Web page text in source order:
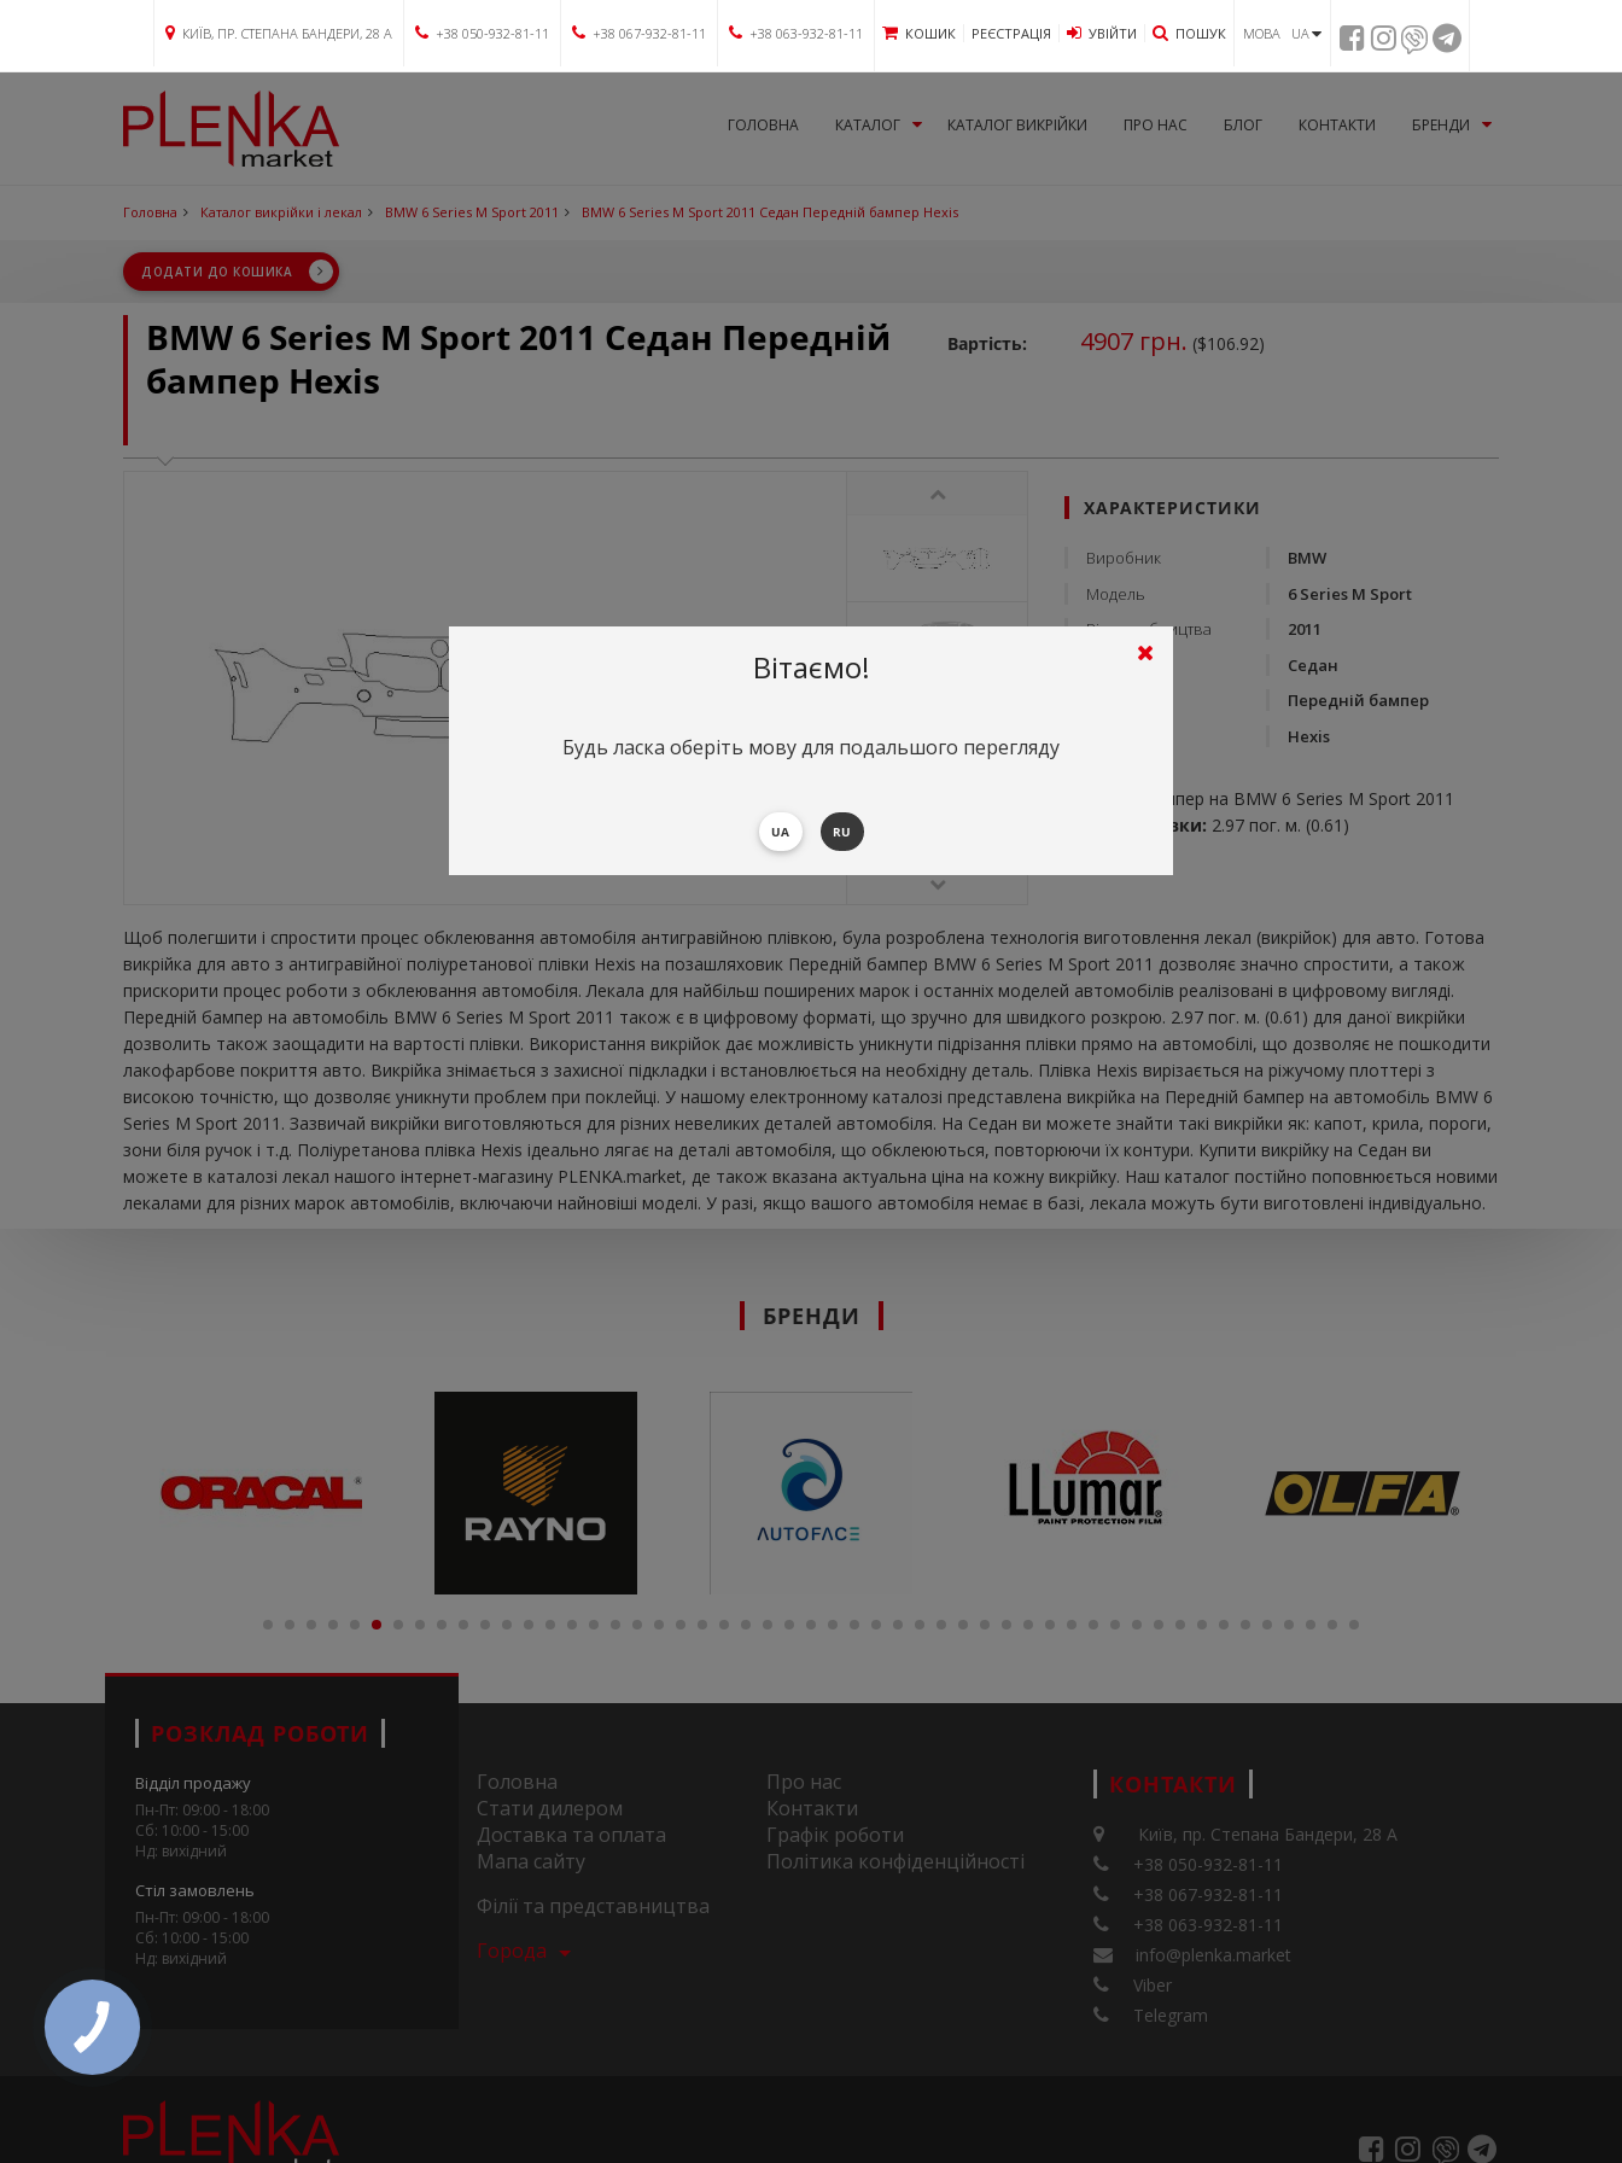
КИЇВ, ПР. СТЕПАНА БАНДЕРИ, 28 А +38 050-932-81-11 +38 067-932-81-11 +38 063-932-81-11 КОШИК РЕЄСТРАЦІЯ УВIЙТИ ПОШУК МОВА UA
ГОЛОВНА КАТАЛОГ КАТАЛОГ ВИКРІЙКИ ПРО НАС БЛОГ КОНТАКТИ БРЕНДИ
Головна Каталог викрійки і лекал BMW 6 Series M Sport 2011 BMW 6 Series M Sport 2011 Седан Передній бампер Hexis
ДОДАТИ ДО КОШИКА
BMW 6 Series M Sport 2011 Седан Передній
бампер Hexis
Вартість: 4907грн. ($106.92)
ХАРАКТЕРИСТИКИ
Виробник
BMW
Модель
6 Series M Sport
Рік виробництва
2011
Тип кузову
Седан
Передній бампер
Hexis
Передній бампер на BMW 6 Series M Sport 2011
Витрата плівки: 2.97 пог. м. (0.61)
Щоб полегшити і спростити процес обклеювання автомобіля антигравійною плівкою, була розроблена технологія виготовлення лекал (викрійок) для авто. Готова
викрійка для авто з антигравійної поліуретанової плівки Hexis на позашляховик Передній бампер BMW 6 Series M Sport 2011 дозволяє значно спростити, а також
прискорити процес роботи з обклеювання автомобіля. Лекала для найбільш поширених марок і останніх моделей автомобілів реалізовані в цифровому вигляді.
Передній бампер на автомобіль BMW 6 Series M Sport 2011 також є в цифровому форматі, що зручно для швидкого розкрою. 2.97 пог. м. (0.61) для даної викрійки
дозволить також заощадити на вартості плівки. Використання викрійок дає можливість уникнути підрізання плівки прямо на автомобілі, що дозволяє не пошкодити
лакофарбове покриття авто. Викрійка знімається з захисної підкладки і встановлюється на необхідну деталь. Плівка Hexis вирізається на ріжучому плоттері з
високою точністю, що дозволяє уникнути проблем при поклейці. У нашому електронному каталозі представлена ​​викрійка на Передній бампер на автомобіль BMW 6
Series M Sport 2011. Зазвичай викрійки виготовляються для різних невеликих деталей автомобіля. На Седан ви можете знайти такі викрійки як: капот, крила, пороги,
зони біля ручок і т.д. Поліуретанова плівка Hexis ідеально лягає на деталі автомобіля, що обклеюються, повторюючи їх контури. Купити викрійку на Седан ви
можете в каталозі лекал нашого інтернет-магазину PLENKA.market, де також вказана актуальна ціна на кожну викрійку. Наш каталог постійно поповнюється новими
лекалами для різних марок автомобілів, включаючи найновіші моделі. У разі, якщо вашого автомобіля немає в базі, лекала можуть бути виготовлені індивідуально.
БРЕНДИ
РОЗКЛАД РОБОТИ
Відділ продажу
Пн-Пт: 09:00 - 18:00
Сб: 10:00 - 15:00
Нд: вихідний
Стіл замовлень
Пн-Пт: 09:00 - 18:00
Сб: 10:00 - 15:00
Нд: вихідний
Головна
Про нас
Стати дилером
Контакти
Доставка та оплата
Графік роботи
Мапа сайту
Політика конфіденційності
Філії та представництва
Города
КОНТАКТИ
Київ, пр. Степана Бандери, 28 А
+38 050-932-81-11
+38 067-932-81-11
+38 063-932-81-11
info@plenka.market
Viber
Telegram
Вітаємо!
Будь ласка оберіть мову для подальшого перегляду
UA RU